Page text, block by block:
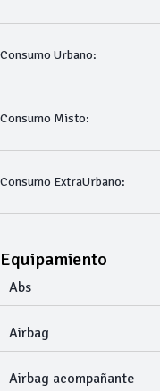
Consumo Urbano:
Consumo Misto:
Consumo ExtraUrbano:
Equipamiento
Abs
Airbag
Airbag acompañante